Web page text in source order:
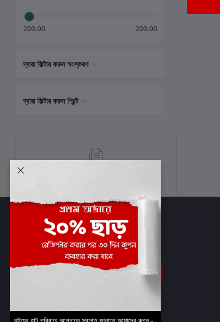
200.00 200.00
দ্বারা ফিল্টার করুন সংস্করণ
দ্বারা ফিল্টার করুন প্রিন্ট
সাবস্ক্রাইব